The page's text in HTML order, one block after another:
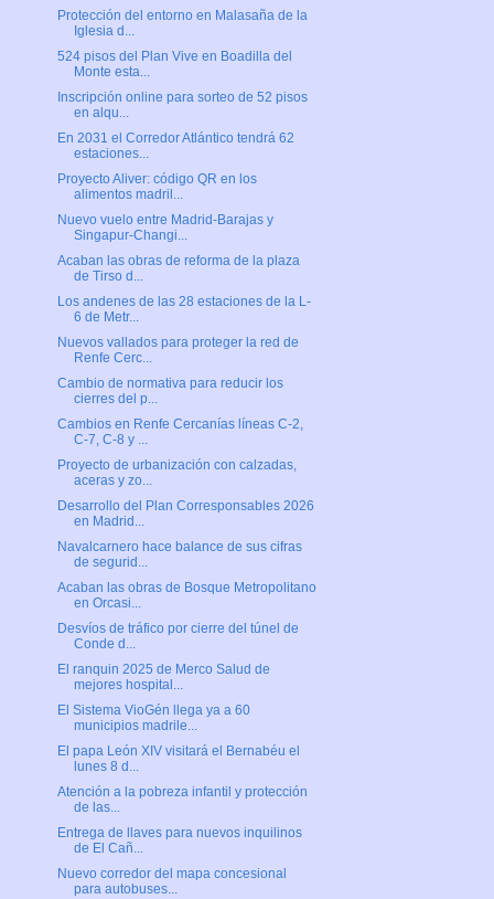
Protección del entorno en Malasaña de la
Iglesia d...
524 pisos del Plan Vive en Boadilla del
Monte esta...
Inscripción online para sorteo de 52 pisos
en alqu...
En 2031 el Corredor Atlántico tendrá 62
estaciones...
Proyecto Aliver: código QR en los
alimentos madril...
Nuevo vuelo entre Madrid-Barajas y
Singapur-Changi...
Acaban las obras de reforma de la plaza
de Tirso d...
Los andenes de las 28 estaciones de la L-
6 de Metr...
Nuevos vallados para proteger la red de
Renfe Cerc...
Cambio de normativa para reducir los
cierres del p...
Cambios en Renfe Cercanías líneas C-2,
C-7, C-8 y ...
Proyecto de urbanización con calzadas,
aceras y zo...
Desarrollo del Plan Corresponsables 2026
en Madrid...
Navalcarnero hace balance de sus cifras
de segurid...
Acaban las obras de Bosque Metropolitano
en Orcasi...
Desvíos de tráfico por cierre del túnel de
Conde d...
El ranquin 2025 de Merco Salud de
mejores hospital...
El Sistema VioGén llega ya a 60
municipios madrile...
El papa León XIV visitará el Bernabéu el
lunes 8 d...
Atención a la pobreza infantil y protección
de las...
Entrega de llaves para nuevos inquilinos
de El Cañ...
Nuevo corredor del mapa concesional
para autobuses...